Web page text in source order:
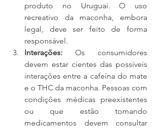
produto no Uruguai. O uso
recreativo da maconha, embora
legal, deve ser feito de forma
responsável.
Interações: Os consumidores
devem estar cientes das possíveis
interações entre a cafeína do mate
e o THC da maconha. Pessoas com
condições médicas preexistentes
ou que estão tomando
medicamentos devem consultar